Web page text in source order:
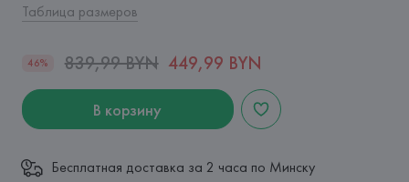
Таблица размеров
46% 839,99 BYN 449,99 BYN
В корзину
Бесплатная доставка за 2 часа по Минску